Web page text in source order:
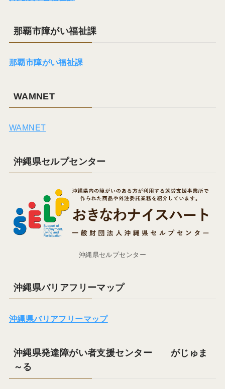
那覇市障がい福祉課
那覇市障がい福祉課
WAMNET
WAMNET
沖縄県セルプセンター
沖縄県セルプセンター
沖縄県バリアフリーマップ
沖縄県バリアフリーマップ
沖縄県発達障がい者支援センター がじゅま
～る